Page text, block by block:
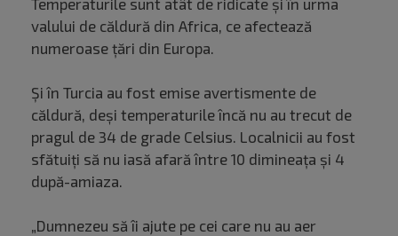
Temperaturile sunt atât de ridicate și în urma
valului de căldură din Africa, ce afectează
numeroase țări din Europa.
Și în Turcia au fost emise avertismente de
căldură, deși temperaturile încă nu au trecut de
pragul de 34 de grade Celsius. Localnicii au fost
sfătuiți să nu iasă afară între 10 dimineața și 4
după-amiaza.
„Dumnezeu să îi ajute pe cei care nu au aer